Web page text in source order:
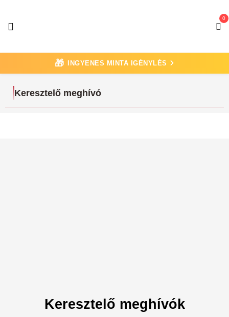
0
🎁 INGYENES MINTA IGÉNYLÉS
Keresztelő meghívó
Keresztelő meghívók